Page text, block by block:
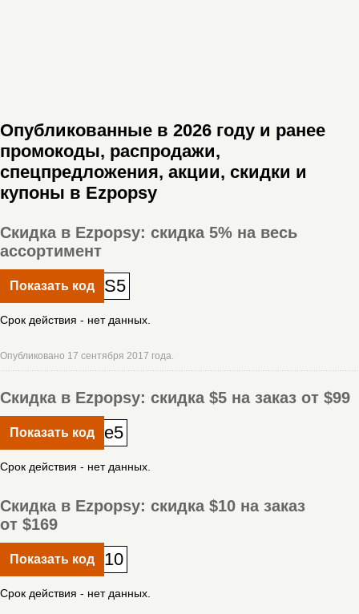
Опубликованные в 2026 году и ранее
промокоды, распродажи,
спецпредложения, акции, скидки и
купоны в Ezpopsy
Скидка в Ezpopsy: скидка 5% на весь
ассортимент
Показать код S5
Срок действия - нет данных.
Опубликовано 17 сентября 2017 года.
Скидка в Ezpopsy: скидка $5 на заказ от $99
Показать код e5
Срок действия - нет данных.
Скидка в Ezpopsy: скидка $10 на заказ
от $169
Показать код 10
Срок действия - нет данных.